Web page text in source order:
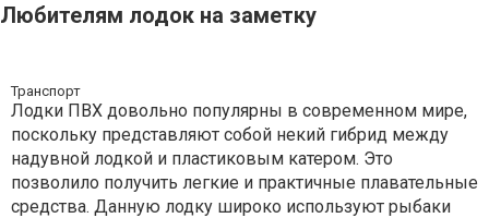
Любителям лодок на заметку
Транспорт
Лодки ПВХ довольно популярны в современном мире,
поскольку представляют собой некий гибрид между
надувной лодкой и пластиковым катером. Это
позволило получить легкие и практичные плавательные
средства. Данную лодку широко используют рыбаки